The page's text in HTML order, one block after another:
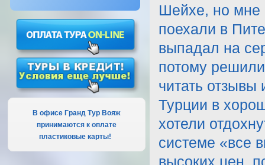
В офисе Гранд Тур Вояж
принимаются к оплате
пластиковые карты!